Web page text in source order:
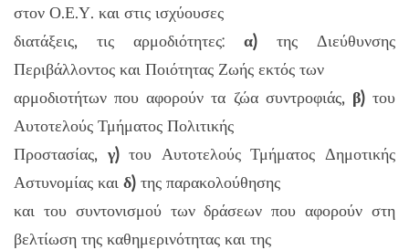
στον Ο.Ε.Υ. και στις ισχύουσες
διατάξεις, τις αρμοδιότητες:α) της Διεύθυνσης
Περιβάλλοντος και Ποιότητας Ζωής εκτός των
αρμοδιοτήτων που αφορούν τα ζώα συντροφιάς, β)του
Αυτοτελούς Τμήματος Πολιτικής
Προστασίας, γ)του Αυτοτελούς Τμήματος Δημοτικής
Αστυνομίας και δ) της παρακολούθησης
και του συντονισμού των δράσεων που αφορούν στη
βελτίωση της καθημερινότητας και της